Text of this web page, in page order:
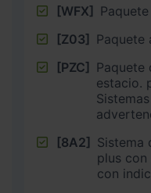
[WFX]
[Z03] Paquete
[PZC] Paquete
estacio.
[8A2] Sistema
plus con
con